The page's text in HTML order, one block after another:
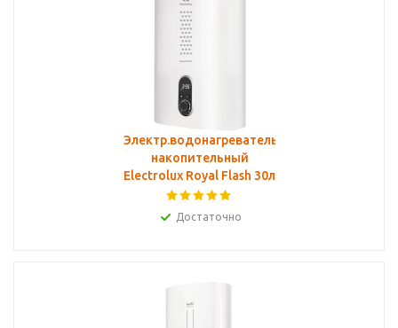
Электр.водонагреватель
накопительный
Electrolux Royal Flash 30л
Достаточно